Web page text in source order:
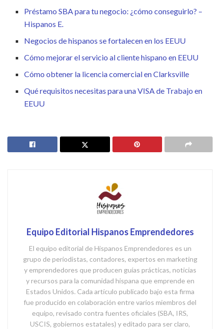
Préstamo SBA para tu negocio: ¿cómo conseguirlo? –
Hispanos E.
Negocios de hispanos se fortalecen en los EEUU
Cómo mejorar el servicio al cliente hispano en EEUU
Cómo obtener la licencia comercial en Clarksville
Qué requisitos necesitas para una VISA de Trabajo en
EEUU
Equipo Editorial Hispanos Emprendedores
El equipo editorial de Hispanos Emprendedores es un
grupo de periodistas, contadores, expertos en marketing
y emprendedores que producen guías prácticas, noticias
y recursos para la comunidad hispana que emprende en
Estados Unidos. Cada artículo publicado bajo esta firma
fue producido en colaboración entre varios miembros del
equipo, revisado contra fuentes oficiales (SBA, IRS,
USCIS, gobiernos estatales) y editado para ser claro,